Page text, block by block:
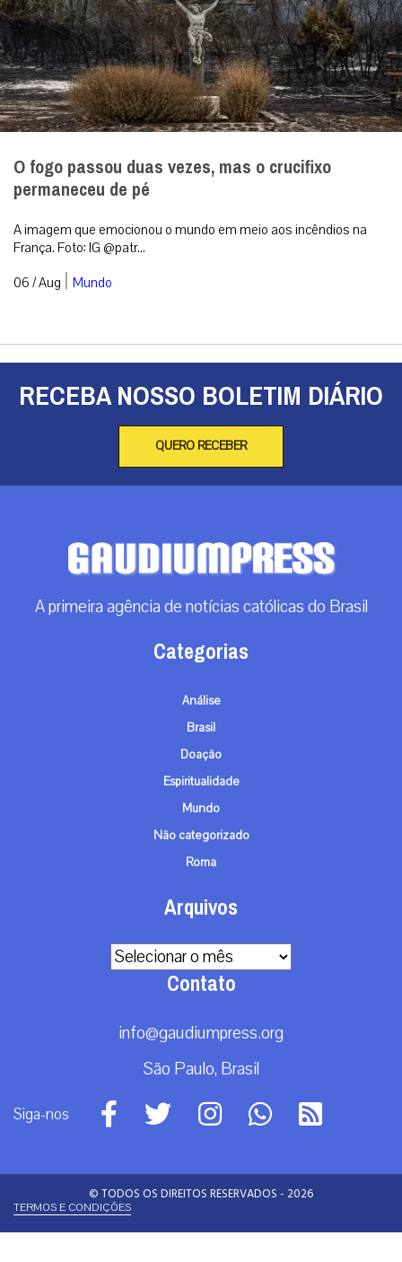
O fogo passou duas vezes, mas o crucifixo
permaneceu de pé
A imagem que emocionou o mundo em meio aos incêndios na
França. Foto: IG @patr...
06 / Aug | Mundo
RECEBA NOSSO BOLETIM DIÁRIO
QUERO RECEBER
A primeira agência de notícias católicas do Brasil
Categorias
Análise
Brasil
Doação
Espiritualidade
Mundo
Não categorizado
Roma
Arquivos
Arquivos
Contato
info@gaudiumpress.org
São Paulo, Brasil
Siga-nos
© TODOS OS DIREITOS RESERVADOS - 2026
TERMOS E CONDIÇÕES